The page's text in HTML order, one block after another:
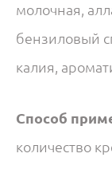
молочная,
бензиловый
калия,
Способ
количество